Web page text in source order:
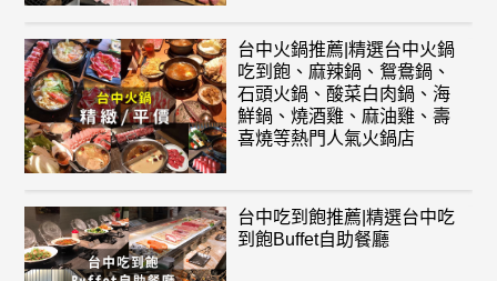
台中火鍋推薦|精選台中火鍋
吃到飽、麻辣鍋、鴛鴦鍋、
石頭火鍋、酸菜白肉鍋、海
鮮鍋、燒酒雞、麻油雞、壽
喜燒等熱門人氣火鍋店
台中吃到飽推薦|精選台中吃
到飽Buffet自助餐廳